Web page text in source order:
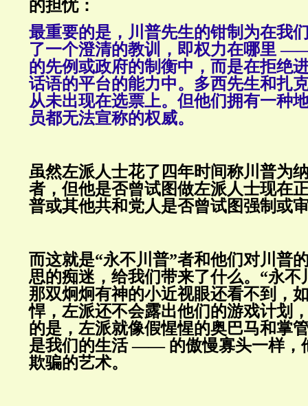
的担忧：
最重要的是，川普先生的钳制为在我
了一个澄清的教训，即权力在哪里
的先例或政府的制衡中，而是在拒绝
话语的平台的能力中。多西先生和扎
从未出现在选票上。但他们拥有一种
员都无法宣称的权威。
虽然左派人士花了四年时间称川普为
者，但他是否曾试图做左派人士现在
普或其他共和党人是否曾试图强制或
而这就是“永不川普”者和他们对川普
思的痴迷，给我们带来了什么。“永不
那双炯炯有神的小近视眼还看不到，
悍，左派还不会露出他们的游戏计划
的是，左派就像假惺惺的奥巴马和
是我们的生活 —— 的傲慢寡头一样，
欺骗的艺术。